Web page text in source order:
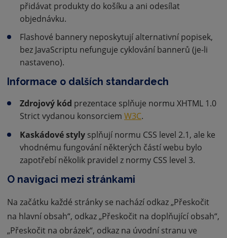
přidávat produkty do košíku a ani odesílat
objednávku.
Flashové bannery neposkytují alternativní popisek,
bez JavaScriptu nefunguje cyklování bannerů (je-li
nastaveno).
Informace o dalších standardech
Zdrojový kód prezentace splňuje normu XHTML 1.0
Strict vydanou konsorciemW3C.
Kaskádové styly splňují normu CSS level 2.1, ale ke
vhodnému fungování některých částí webu bylo
zapotřebí několik pravidel z normy CSS level 3.
O navigaci mezi stránkami
Na začátku každé stránky se nachází odkaz „Přeskočit
na hlavní obsah“, odkaz „Přeskočit na doplňující obsah“,
„Přeskočit na obrázek“, odkaz na úvodní stranu ve